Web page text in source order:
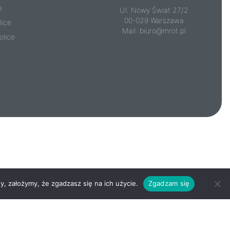
Ul. Nowy Świat 27/2
00-029 Warszawa
Mail: biuro@mrot.pl
założymy, że zgadzasz się na ich użycie. Zgadzam się